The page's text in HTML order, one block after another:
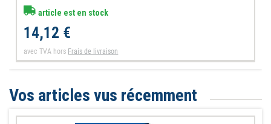
article est en stock
14,12 €
avec TVA hors Frais de livraison
Vos articles vus récemment